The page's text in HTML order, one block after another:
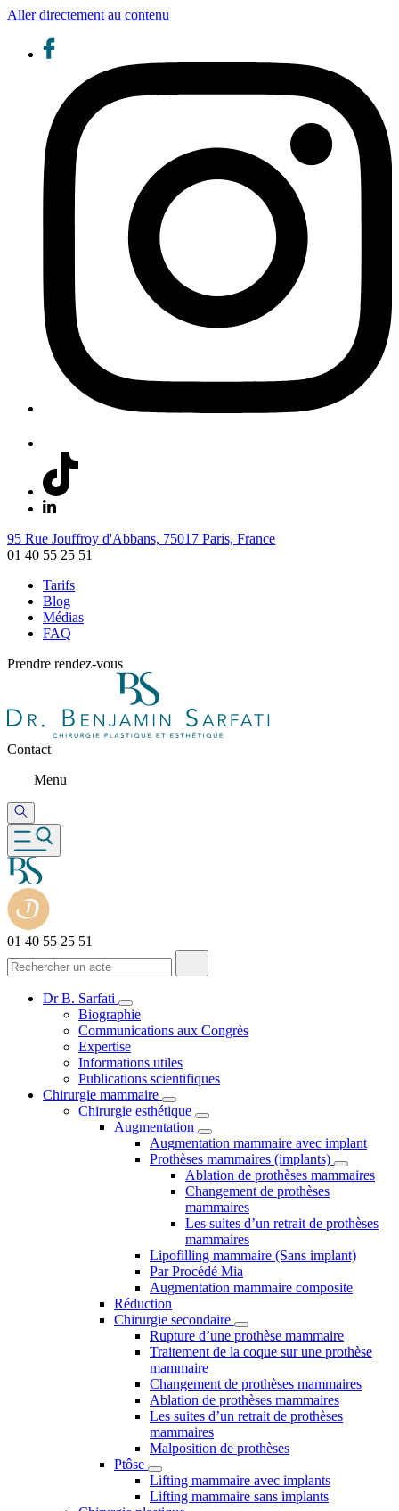
Aller directement au contenu
95 Rue Jouffroy d'Abbans, 75017 Paris, France
01 40 55 25 51
Tarifs
Blog
Médias
FAQ
Prendre rendez-vous
Contact
Menu
01 40 55 25 51
Dr B. Sarfati
Biographie
Communications aux Congrès
Expertise
Informations utiles
Publications scientifiques
Chirurgie mammaire
Chirurgie esthétique
Augmentation
Augmentation mammaire avec implant
Prothèses mammaires (implants)
Ablation de prothèses mammaires
Changement de prothèses
mammaires
Les suites d’un retrait de prothèses
mammaires
Lipofilling mammaire (Sans implant)
Par Procédé Mia
Augmentation mammaire composite
Réduction
Chirurgie secondaire
Rupture d’une prothèse mammaire
Traitement de la coque sur une prothèse
mammaire
Changement de prothèses mammaires
Ablation de prothèses mammaires
Les suites d’un retrait de prothèses
mammaires
Malposition de prothèses
Ptôse
Lifting mammaire avec implants
Lifting mammaire sans implants